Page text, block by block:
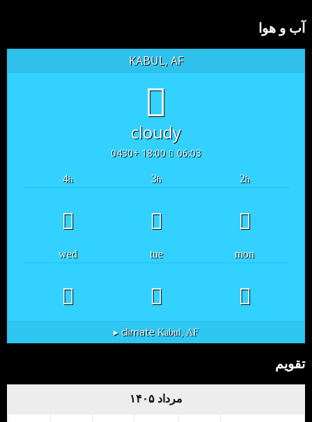
آب و هوا
KABUL, AF
cloudy
06:03
18:00 +0430
2h
3h
4h
mon
tue
wed
Kabul, AF
climate ▸
تقویم
مرداد ۱۴۰۵